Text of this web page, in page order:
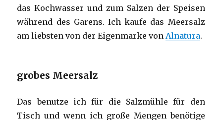
das Kochwasser und zum Salzen der Speisen
während des Garens. Ich kaufe das Meersalz
am liebsten von der Eigenmarke vonAlnatura.
grobes Meersalz
Das benutze ich für die Salzmühle für den
Tisch und wenn ich große Mengen benötige